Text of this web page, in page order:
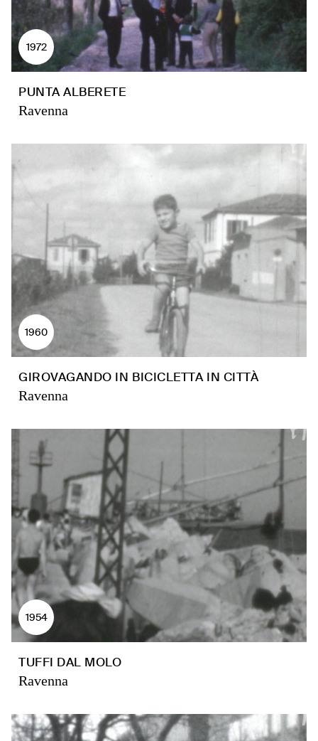
1972
PUNTA ALBERETE
Ravenna
1960
GIROVAGANDO IN BICICLETTA IN CITTÀ
Ravenna
1954
TUFFI DAL MOLO
Ravenna